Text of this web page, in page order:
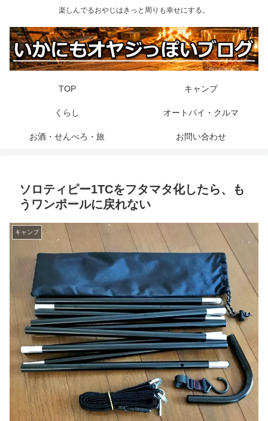
楽しんでるおやじはきっと周りも幸せにする。
TOP キャンプ
くらし オートバイ・クルマ
お酒・せんべろ・旅 お問い合わせ
ソロティピー1TCをフタマタ化したら、も
うワンポールに戻れない
キャンプ